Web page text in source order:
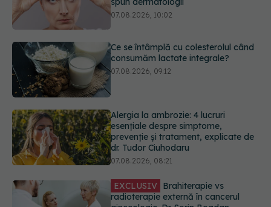
consumăm lactate integrale?
Alergia la ambrozie: 4 lucruri
07.08.2026, 08:21
EXCLUSIV Brahiterapie vs
radioterapie externă în cancerul
ginecologic. Dr. Sorin Bogdan
cum acționează tratamentul
06.08.2026, 22:49